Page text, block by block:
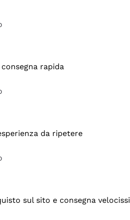
rapida
da ripetere
sul sito e consegna